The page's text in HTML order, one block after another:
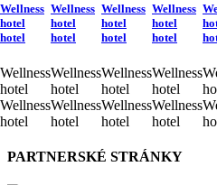
Wellness
hotel
hotel
Wellness
hotel
Wellness
hotel
Wellness
hotel
hotel
Wellness
hotel
Wellness
hotel
Wellness
hotel
hotel
Wellness
hotel
Wellness
hotel
Wellness
hotel
hotel
Wellness
hotel
Wellness
hotel
PARTNERSKÉ STRÁNKY